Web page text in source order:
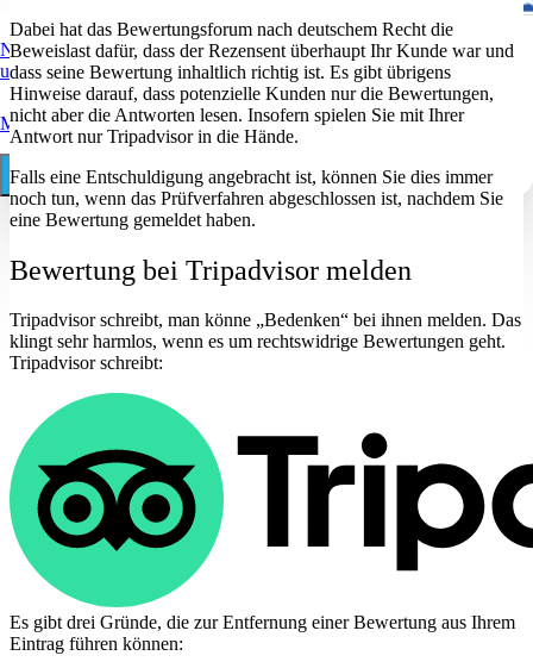
Nutzen Sie Spezialwissen vom Anwalt zum Löschen von
ungerechtfertigten Bewertungen.
Mehr
Online Auftrag 030 29 68 11 18
Dabei hat das Bewertungsforum nach deutschem Recht die
Beweislast dafür, dass der Rezensent überhaupt Ihr Kunde war und
dass seine Bewertung inhaltlich richtig ist. Es gibt übrigens
Hinweise darauf, dass potenzielle Kunden nur die Bewertungen,
nicht aber die Antworten lesen. Insofern spielen Sie mit Ihrer
Antwort nur Tripadvisor in die Hände.
Falls eine Entschuldigung angebracht ist, können Sie dies immer
noch tun, wenn das Prüfverfahren abgeschlossen ist, nachdem Sie
eine Bewertung gemeldet haben.
Bewertung bei Tripadvisor melden
Tripadvisor schreibt, man könne „Bedenken“ bei ihnen melden. Das
klingt sehr harmlos, wenn es um rechtswidrige Bewertungen geht.
Tripadvisor schreibt:
Es gibt drei Gründe, die zur Entfernung einer Bewertung aus Ihrem
Eintrag führen können: